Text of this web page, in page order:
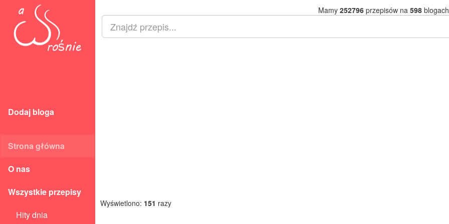
Dodaj bloga
Strona główna
O nas
Wszystkie przepisy
Hity dnia
Mamy 252796przepisów na 598
Wyświetlono: 151 razy